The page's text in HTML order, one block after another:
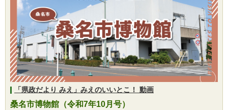
「県政だより みえ」みえのいいとこ！ 動画
桑名市博物館（令和7年10月号）